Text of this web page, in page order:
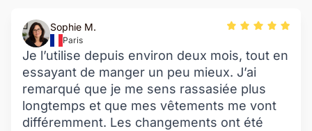
Sophie M.
Paris
Je l’utilise depuis environ deux mois, tout en
essayant de manger un peu mieux. J’ai
remarqué que je me sens rassasiée plus
longtemps et que mes vêtements me vont
différemment. Les changements ont été